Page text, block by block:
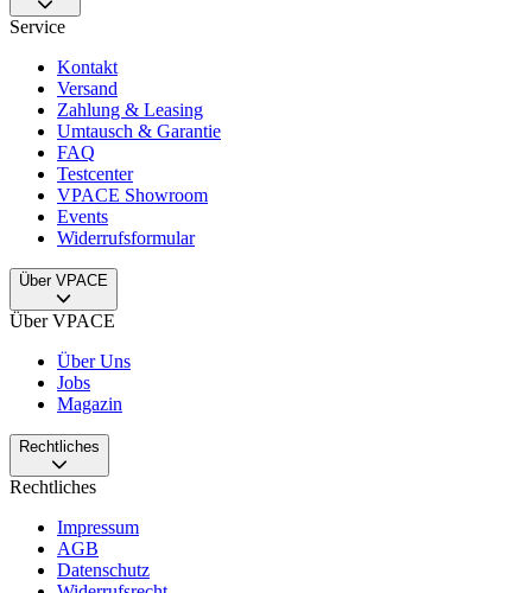
Service
Kontakt
Versand
Zahlung & Leasing
Umtausch & Garantie
FAQ
Testcenter
VPACE Showroom
Events
Widerrufsformular
Über VPACE
Über VPACE
Über Uns
Jobs
Magazin
Rechtliches
Rechtliches
Impressum
AGB
Datenschutz